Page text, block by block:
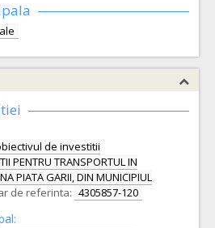
de investitii
PENTRU TRANSPORTUL IN
PIATA GARII, DIN MUNICIPIUL
de referinta: 4305857-120